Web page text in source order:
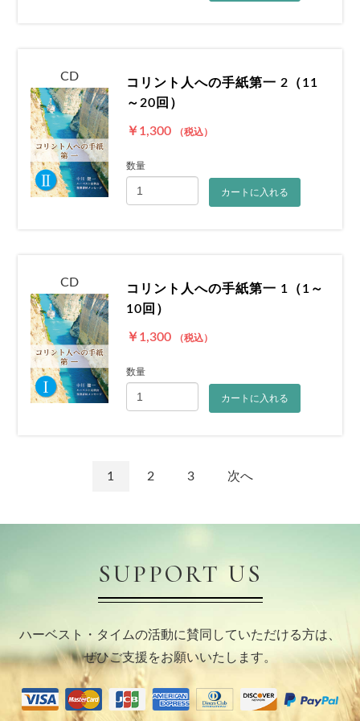
CD
コリント人への手紙第一 2（11
～20回）
￥1,300 （税込）
数量
カートに入れる
CD
コリント人への手紙第一 1（1～
10回）
￥1,300 （税込）
数量
カートに入れる
1 2 3 次へ
SUPPORT US
ハーベスト・タイムの活動に賛同していただける方は、
ぜひご支援をお願いいたします。